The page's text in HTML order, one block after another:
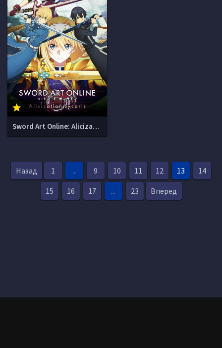
Sword Art Online: Alicization Lycoris
Назад 1 ... 9 10 11 12 13 14
15 16 17 ... 23 Вперед